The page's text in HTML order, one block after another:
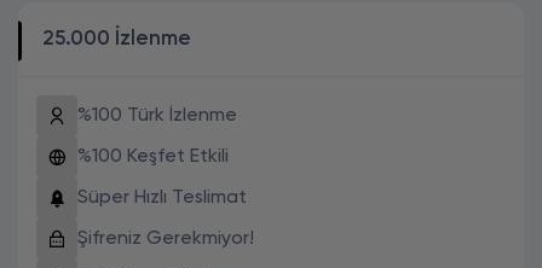
25.000 İzlenme
%100 Türk İzlenme
%100 Keşfet Etkili
Süper Hızlı Teslimat
Şifreniz Gerekmiyor!